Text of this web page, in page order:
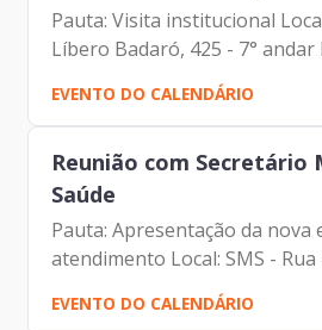
Pauta: Visita institucional
Líbero Badaró, 425 - 7° andar Participantes:
Francisco de Padovan Forbes
Prodam Rafael Limonta –
EVENTO DO CALENDÁRIO
Reunião com Secretário
Saúde
Pauta: Apresentação da nova
atendimento Local: SMS -
Campos, 176 - 10º andar Participantes: Luiz
Carlos Zamarco – Secretário
EVENTO DO CALENDÁRIO